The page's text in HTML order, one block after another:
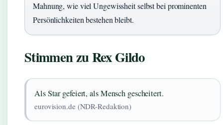
Mahnung, wie viel Ungewissheit selbst bei prominenten
Persönlichkeiten bestehen bleibt.
Stimmen zu Rex Gildo
Als Star gefeiert, als Mensch gescheitert.
eurovision.de (NDR-Redaktion)